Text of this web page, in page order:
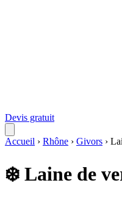
Devis gratuit
Accueil › Rhône › Givors ›
❄️ Laine de